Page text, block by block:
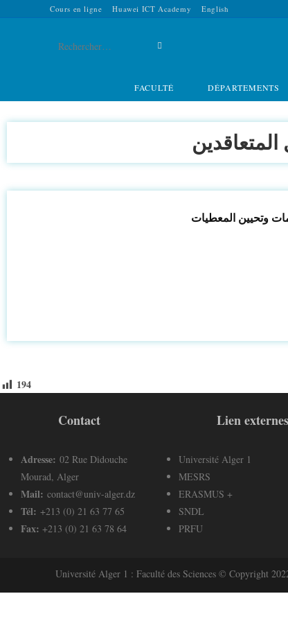
Cours en ligne Huawei ICT Academy English
Rechercher
ce
FACULTÉ DÉPARTEMENTS
194
Contact
Adresse: 02 Rue Didouche
Mourad, Alger
Mail: contact@univ-alger.dz
Tél: +213 (0) 21 63 77 65
Fax: +213 (0) 21 63 78 64
Lien externes
Université Alger 1
MESRS
ERASMUS +
SNDL
PRFU
Université Alger 1 : Faculté des Sciences © Copyright